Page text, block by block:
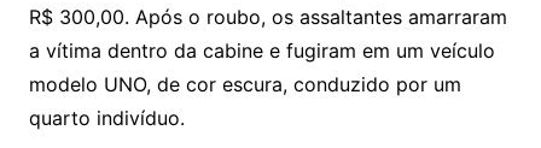
R$ 300,00. Após o roubo, os assaltantes amarraram
a vítima dentro da cabine e fugiram em um veículo
modelo UNO, de cor escura, conduzido por um
quarto indivíduo.